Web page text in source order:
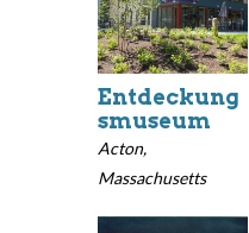
Entdeckung
smuseum
Acton,
Massachusetts